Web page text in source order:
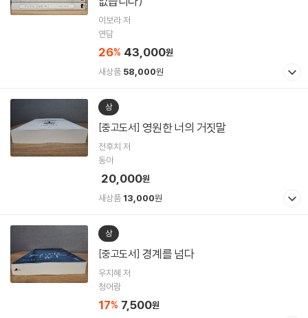
이보라 저
연담
26% 43,000원
새상품 58,000원
상
[중고도서] 영원한 너의 거짓말
전후치 저
동아
20,000원
새상품 13,000원
상
[중고도서] 경계를 넘다
우지혜 저
청어람
17% 7,500원